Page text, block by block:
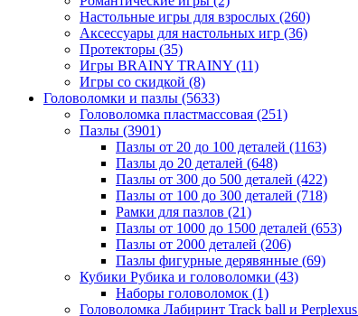
Настольные игры для взрослых (260)
Аксессуары для настольных игр (36)
Протекторы (35)
Игры BRAINY TRAINY (11)
Игры со скидкой (8)
Головоломки и пазлы (5633)
Головоломка пластмассовая (251)
Пазлы (3901)
Пазлы от 20 до 100 деталей (1163)
Пазлы до 20 деталей (648)
Пазлы от 300 до 500 деталей (422)
Пазлы от 100 до 300 деталей (718)
Рамки для пазлов (21)
Пазлы от 1000 до 1500 деталей (653)
Пазлы от 2000 деталей (206)
Пазлы фигурные дерявянные (69)
Кубики Рубика и головоломки (43)
Наборы головоломок (1)
Головоломка Лабиринт Track ball и Perplexus